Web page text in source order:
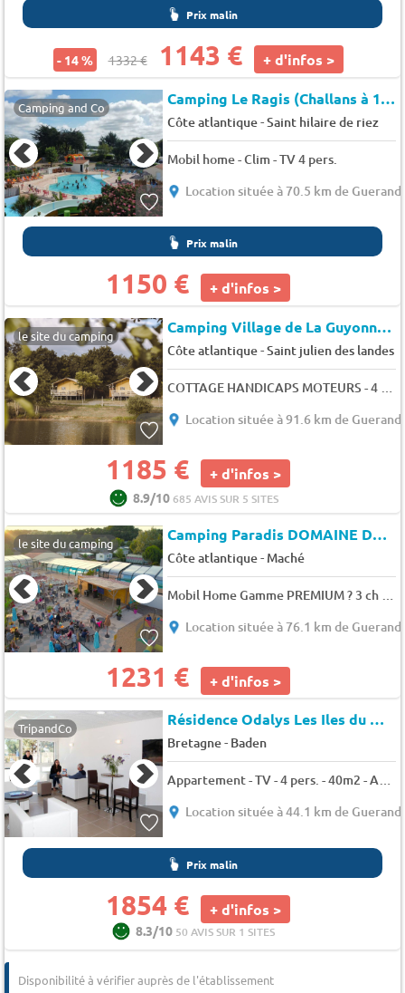
Prix malin
- 14 % 1332 € 1143 € + d'infos >
Camping and Co Camping Le Ragis (Challans à 12 km)
Côte atlantique-Saint hilaire de riez
Mobil home - Clim - TV 4 pers.
Location située à 70.5 km de
Prix malin
1150 € + d'infos >
le site du camping Camping Village de La Guyonnière
Côte atlantique-Saint julien des landes
COTTAGE HANDICAPS MOTEURS - 4 PERS. 4 pers.
Location située à 91.6 km de
1185 € + d'infos >
8.9/10685 AVIS SUR 5 SITES
le site du camping Camping Paradis DOMAINE DE BELLEVUE
Côte atlantique- Maché
Mobil Home Gamme PREMIUM ? 3 ch ? 6 pers 6 pers.
Location située à 76.1 km de
1231 € + d'infos >
TripandCo Résidence Odalys Les Iles du Morbihan
Bretagne- Baden
Appartement - TV - 4 pers. - 40m2 - Animaux admis
Location située à 44.1 km de
Prix malin
1854 € + d'infos >
8.3/10 50 AVIS SUR 1 SITES
Disponibilité à vérifier auprès de l'établissement